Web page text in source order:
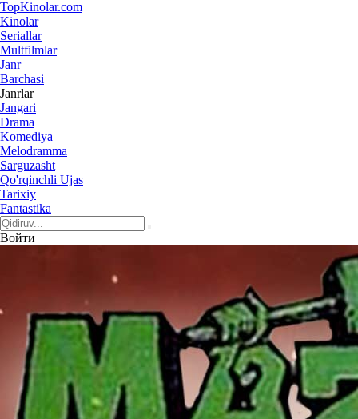
TopKinolar.com
Kinolar
Seriallar
Multfilmlar
Janr
Barchasi
Janrlar
Jangari
Drama
Komediya
Melodramma
Sarguzasht
Qo'rqinchli Ujas
Tarixiy
Fantastika
Войти